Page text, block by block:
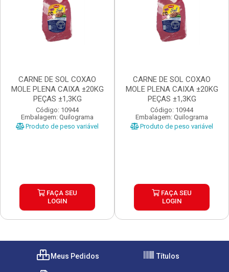
CARNE DE SOL COXAO
MOLE PLENA CAIXA ±20KG
PEÇAS ±1,3KG
Código: 10944
Embalagem: Quilograma
Produto de peso variável
FAÇA SEU
LOGIN
CARNE DE SOL COXAO
MOLE PLENA CAIXA ±20KG
PEÇAS ±1,3KG
Código: 10944
Embalagem: Quilograma
Produto de peso variável
FAÇA SEU
LOGIN
Meus Pedidos Títulos